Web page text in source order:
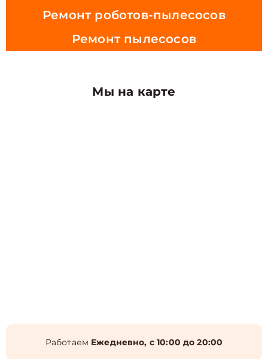
Ремонт роботов-пылесосов
Ремонт пылесосов
Мы на карте
Работаем Ежедневно, с 10:00 до 20:00